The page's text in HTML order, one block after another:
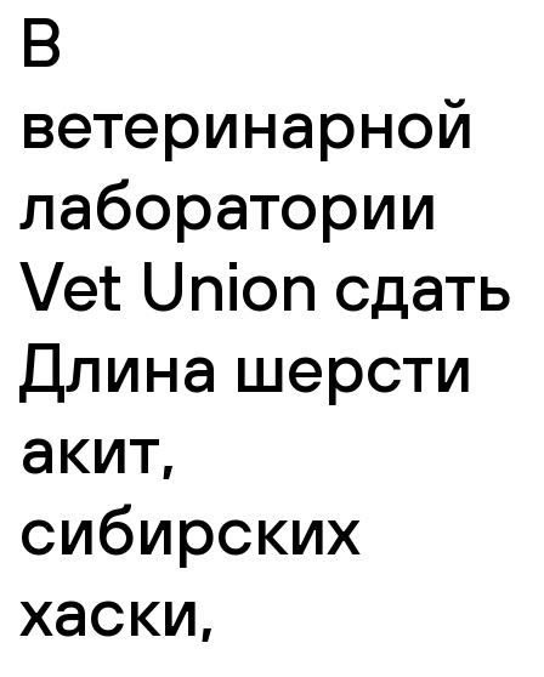
В
ветеринарной
лаборатории
Vet Union сдать
Длина шерсти
акит,
сибирских
хаски,